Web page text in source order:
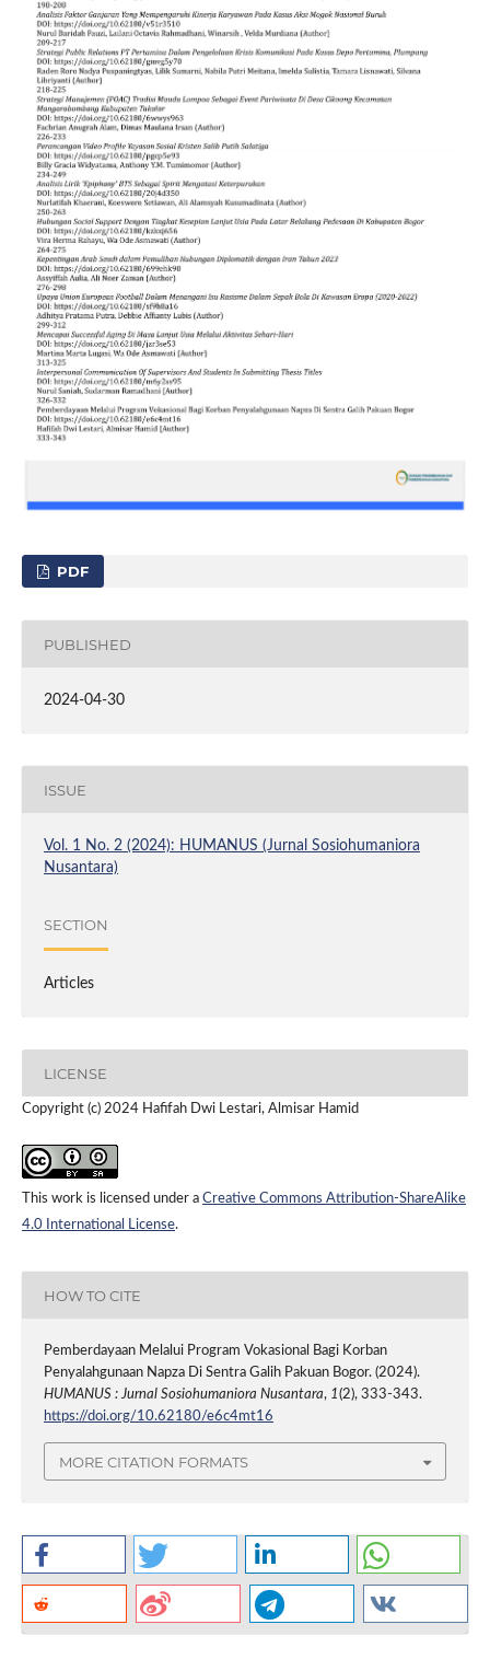
PDF
PUBLISHED
2024-04-30
ISSUE
Vol. 1 No. 2 (2024): HUMANUS (Jurnal Sosiohumaniora
Nusantara)
SECTION
Articles
LICENSE
Copyright (c) 2024 Hafifah Dwi Lestari, Almisar Hamid
This work is licensed under a Creative Commons Attribution-ShareAlike
4.0 International License.
HOW TO CITE
Pemberdayaan Melalui Program Vokasional Bagi Korban
Penyalahgunaan Napza Di Sentra Galih Pakuan Bogor. (2024).
HUMANUS : Jurnal Sosiohumaniora Nusantara, 1(2), 333-343.
https://doi.org/10.62180/e6c4mt16
MORE CITATION FORMATS